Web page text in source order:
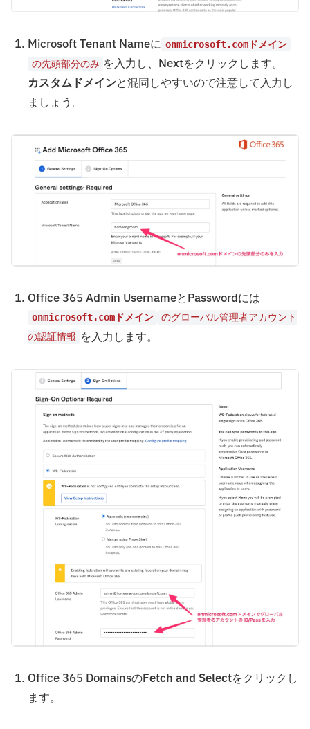
Microsoft Tenant Nameに onmicrosoft.comドメイン
の先頭部分のみ を入力し、Nextをクリックします。
カスタムドメインと混同しやすいので注意して入力し
ましょう。
Office 365 Admin UsernameとPasswordには
onmicrosoft.comドメイン
のグローバル管理者アカウント
の認証情報 を入力します。
Office 365 DomainsのFetch and Selectをクリックし
ます。